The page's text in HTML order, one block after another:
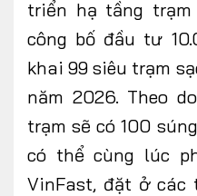
triển hạ tầng
công bố đầu tư
khai 99 siêu trạm
năm 2026. Theo
trạm sẽ có 100
có thể cùng lúc
VinFast, đặt ở các